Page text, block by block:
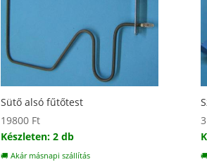
Sütő alsó fűtőtest
19800 Ft
Készleten: 2 db
🚚 Akár másnapi szállítás